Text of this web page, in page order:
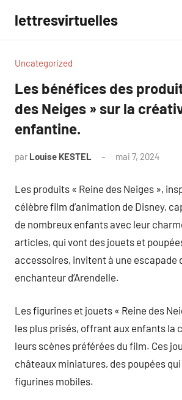
contenu
lettresvirtuelles
Uncategorized
Les bénéfices des
des Neiges » sur la
enfantine.
par Louise KESTEL mai 7, 2024
Les produits « Reine des Neiges »,
célèbre film d’animation de Disney,
de nombreux enfants avec leur
articles, qui vont des jouets et
accessoires, invitent à une escapade
enchanteur d’Arendelle.
Les figurines et jouets « Reine des
les plus prisés, offrant aux enfants la
leurs scènes préférées du film. Ces
châteaux miniatures, des poupées
figurines mobiles.